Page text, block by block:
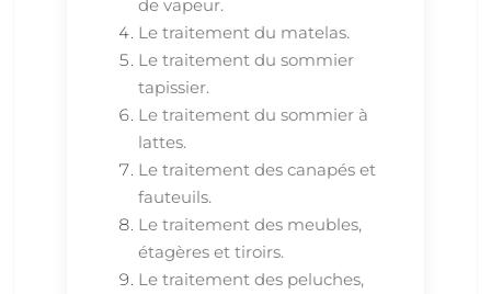
de vapeur.
Le traitement du matelas.
Le traitement du sommier
tapissier.
Le traitement du sommier à
lattes.
Le traitement des canapés et
fauteuils.
Le traitement des meubles,
étagères et tiroirs.
Le traitement des peluches,